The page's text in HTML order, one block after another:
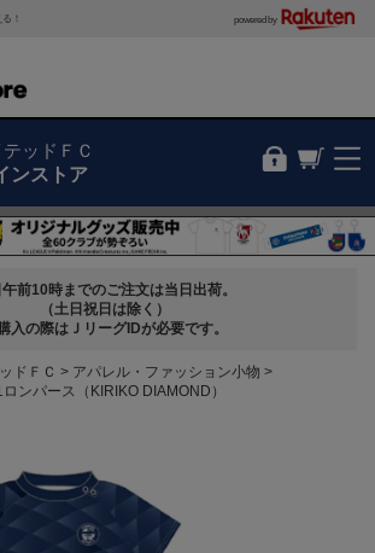
！ powered by
ッドＦＣ
ンストア
前10時までのご注文は当日出荷。
（土日祝日は除く）
入の際はＪリーグIDが必要です。
ドＦＣ
アパレル・ファッション小物
ンパース（KIRIKO DIAMOND）